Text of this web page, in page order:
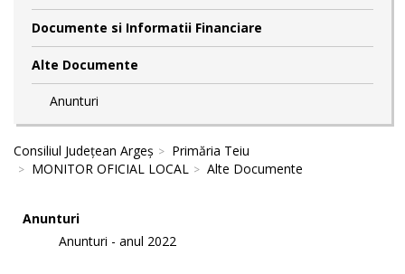
Documente si Informatii Financiare
Alte Documente
Anunturi
Consiliul Județean Argeș
Primăria Teiu
MONITOR OFICIAL LOCAL
Alte Documente
Anunturi
Anunturi - anul 2022